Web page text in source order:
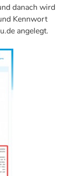
danach wird
Kennwort
angelegt.